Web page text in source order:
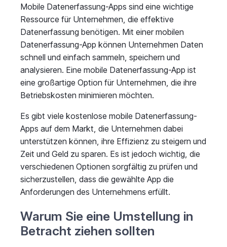
Mobile Datenerfassung-Apps sind eine wichtige
Ressource für Unternehmen, die effektive
Datenerfassung benötigen. Mit einer mobilen
Datenerfassung-App können Unternehmen Daten
schnell und einfach sammeln, speichern und
analysieren. Eine mobile Datenerfassung-App ist
eine großartige Option für Unternehmen, die ihre
Betriebskosten minimieren möchten.
Es gibt viele kostenlose mobile Datenerfassung-
Apps auf dem Markt, die Unternehmen dabei
unterstützen können, ihre Effizienz zu steigern und
Zeit und Geld zu sparen. Es ist jedoch wichtig, die
verschiedenen Optionen sorgfältig zu prüfen und
sicherzustellen, dass die gewählte App die
Anforderungen des Unternehmens erfüllt.
Warum Sie eine Umstellung in
Betracht ziehen sollten